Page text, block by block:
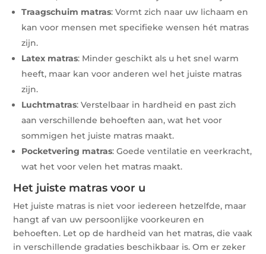
Traagschuim matras: Vormt zich naar uw lichaam en
kan voor mensen met specifieke wensen hét matras
zijn.
Latex matras: Minder geschikt als u het snel warm
heeft, maar kan voor anderen wel het juiste matras
zijn.
Luchtmatras: Verstelbaar in hardheid en past zich
aan verschillende behoeften aan, wat het voor
sommigen het juiste matras maakt.
Pocketvering matras: Goede ventilatie en veerkracht,
wat het voor velen het matras maakt.
Het juiste matras voor u
Het juiste matras is niet voor iedereen hetzelfde, maar
hangt af van uw persoonlijke voorkeuren en
behoeften. Let op de hardheid van het matras, die vaak
in verschillende gradaties beschikbaar is. Om er zeker